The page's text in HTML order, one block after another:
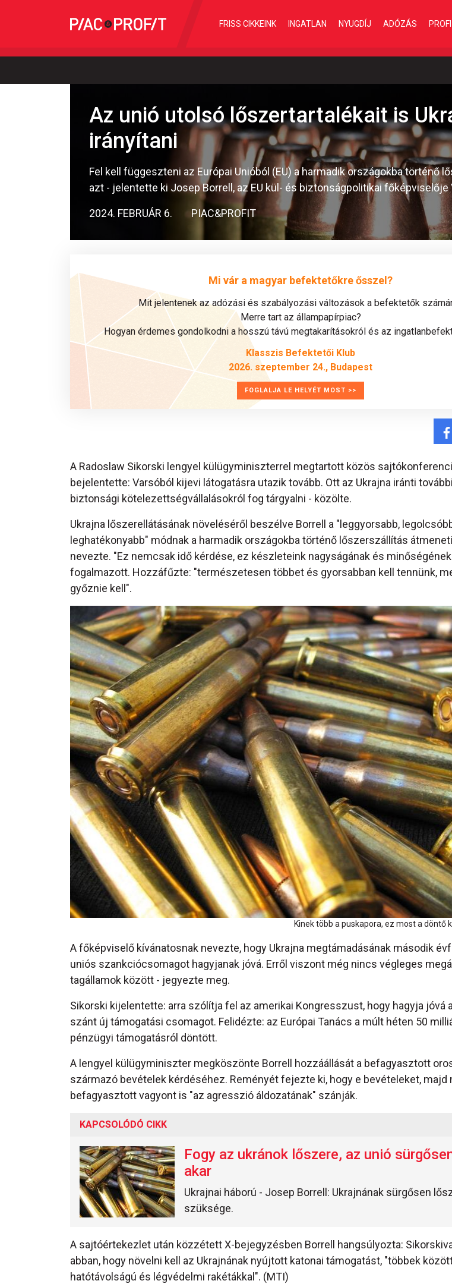
FRISS CIKKEINK INGATLAN NYUGDÍJ ADÓZÁS
Az unió utolsó lőszertartalékait is
irányítani
Fel kell függeszteni az Európai Unióból (EU) a harmadik országokba történő
azt - jelentette ki Josep Borrell, az EU kül- és biztonságpolitikai főképviselője
2024. FEBRUÁR 6. PIAC&PROFIT
Mi vár a magyar befektetőkre ősszel?
Mit jelentenek az adózási és szabályozási változások a befektetők
Merre tart az állampapírpiac?
Hogyan érdemes gondolkodni a hosszú távú megtakarításokról és az
Klasszis Befektetői Klub
2026. szeptember 24., Budapest
FOGLALJA LE HELYÉT MOST >>
A Radoslaw Sikorski lengyel külügyminiszterrel megtartott közös
bejelentette: Varsóból kijevi látogatásra utazik tovább. Ott az Ukrajna iránti
biztonsági kötelezettségvállalásokról fog tárgyalni - közölte.
Ukrajna lőszerellátásának növeléséről beszélve Borrell a "leggyorsabb,
leghatékonyabb" módnak a harmadik országokba történő lőszerszállítás
nevezte. "Ez nemcsak idő kérdése, ez készleteink nagyságának és
fogalmazott. Hozzáfűzte: "természetesen többet és gyorsabban kell tennünk,
győznie kell".
Kinek több a puskapora, ez most a döntő
A főképviselő kívánatosnak nevezte, hogy Ukrajna megtámadásának második
uniós szankciócsomagot hagyjanak jóvá. Erről viszont még nincs végleges
tagállamok között - jegyezte meg.
Sikorski kijelentette: arra szólítja fel az amerikai Kongresszust, hogy hagyja jóvá
szánt új támogatási csomagot. Felidézte: az Európai Tanács a múlt héten 50
pénzügyi támogatásról döntött.
A lengyel külügyminiszter megköszönte Borrell hozzáállását a befagyasztott
származó bevételek kérdéséhez. Reményét fejezte ki, hogy e bevételeket, majd
befagyasztott vagyont is "az agresszió áldozatának" szánják.
KAPCSOLÓDÓ CIKK
Fogy az ukránok lőszere, az unió
akar
Ukrajnai háború - Josep Borrell: Ukrajnának sürgősen
szüksége.
A sajtóértekezlet után közzétett X-bejegyzésben Borrell hangsúlyozta:
abban, hogy növelni kell az Ukrajnának nyújtott katonai támogatást, "többek
hatótávolságú és légvédelmi rakétákkal". (MTI)